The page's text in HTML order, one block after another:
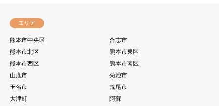
エリア
熊本市中央区
合志市
熊本市北区
熊本市東区
熊本市西区
熊本市南区
山鹿市
菊池市
玉名市
荒尾市
大津町
阿蘇